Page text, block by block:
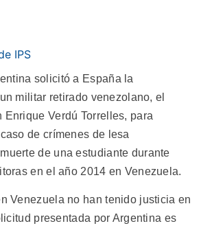
IPS
solicitó a España la
militar retirado venezolano, el
Enrique Verdú Torrelles, para
de crímenes de lesa
de una estudiante durante
en el año 2014 en Venezuela.
Venezuela no han tenido justicia en
presentada por Argentina es